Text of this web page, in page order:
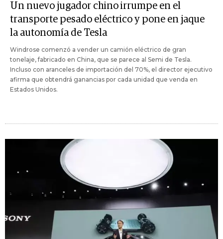
Un nuevo jugador chino irrumpe en el
transporte pesado eléctrico y pone en jaque
la autonomía de Tesla
Windrose comenzó a vender un camión eléctrico de gran
tonelaje, fabricado en China, que se parece al Semi de Tesla.
Incluso con aranceles de importación del 70%, el director ejecutivo
afirma que obtendrá ganancias por cada unidad que venda en
Estados Unidos.